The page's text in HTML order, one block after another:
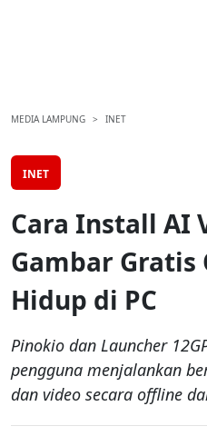
MEDIA LAMPUNG INET
INET
Cara Install AI
Gambar
Hidup di PC
Pinokio dan Launcher
pengguna menjalankan
dan video secara offline